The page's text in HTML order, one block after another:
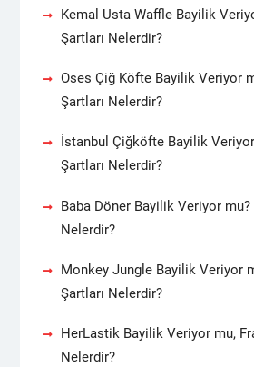
Kemal Usta Waffle Bayilik
Şartları Nelerdir?
Oses Çiğ Köfte Bayilik Veriyor
Şartları Nelerdir?
İstanbul Çiğköfte Bayilik
Şartları Nelerdir?
Baba Döner Bayilik Veriyor mu?
Nelerdir?
Monkey Jungle Bayilik Veriyor
Şartları Nelerdir?
HerLastik Bayilik Veriyor mu,
Nelerdir?